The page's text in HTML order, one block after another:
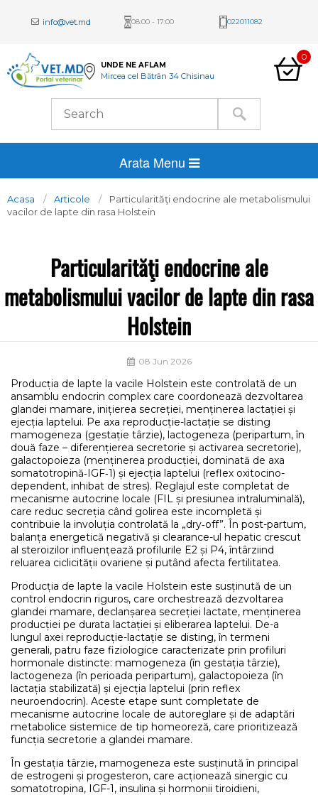
info@vet.md 08:00 - 17:00 022011082
UNDE NE AFLAM
Mircea cel Bătrân 34 Chisinau
0
Arata Menu
Acasa Articole
Particularităţi endocrine ale metabolismului
vacilor de lapte din rasa Holstein
Particularităţi endocrine ale
metabolismului vacilor de lapte din rasa
Holstein
08 Jun 2026
Producția de lapte la vacile Holstein este controlată de un
ansamblu endocrin complex care coordonează dezvoltarea
glandei mamare, inițierea secreției, menținerea lactației și
ejecția laptelui. Pe axa reproducție-lactație se disting
mamogeneza (gestație târzie), lactogeneza (peripartum, în
două faze – diferențierea secretorie și activarea secretorie),
galactopoieza (menținerea producției, dominată de axa
somatotropină‑IGF‑1) și ejecția laptelui (reflex oxitocino-
dependent, inhibat de stres). Reglajul este completat de
mecanisme autocrine locale (FIL și presiunea intraluminală),
care reduc secreția când golirea este incompletă și
contribuie la involuția controlată la „dry‑off”. În post-partum,
balanța energetică negativă și clearance-ul hepatic crescut
al steroizilor influențează profilurile E2 și P4, întârziind
reluarea ciclicității ovariene și putând afecta fertilitatea.
Producția de lapte la vacile Holstein este susținută de un
control endocrin riguros, care orchestrează dezvoltarea
glandei mamare, declanșarea secreției lactate, menținerea
producției pe durata lactației și eliberarea laptelui. De-a
lungul axei reproducție-lactație se disting, în termeni
generali, patru faze fiziologice caracterizate prin profiluri
hormonale distincte: mamogeneza (în gestația târzie),
lactogeneza (în perioada peripartum), galactopoieza (în
lactația stabilizată) și ejecția laptelui (prin reflex
neuroendocrin). Aceste etape sunt completate de
mecanisme autocrine locale de autoreglare și de adaptări
metabolice sistemice de tip homeoreză, care prioritizează
funcția secretorie a glandei mamare.
În gestația târzie, mamogeneza este susținută în principal
de estrogeni și progesteron, care acționează sinergic cu
somatotropina, IGF-1, insulina și hormonii tiroidieni,